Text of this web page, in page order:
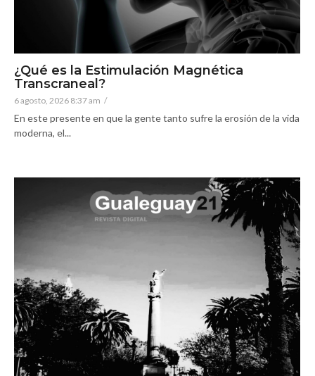
¿Qué es la Estimulación Magnética
Transcraneal?
6 agosto, 2026 8:37 am /
En este presente en que la gente tanto sufre la erosión de la vida
moderna, el...